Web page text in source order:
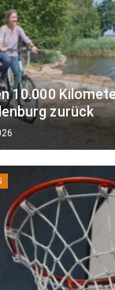
10.000
zurück